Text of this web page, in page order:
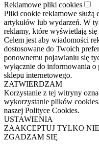
Reklamowe pliki cookies
Pliki cookie reklamowe służą
artykułów lub wydarzeń. W
reklamy, które wyświetlają
Celem jest aby wiadomości
dostosowane do Twoich
ponownemu pojawianiu się
wyłącznie do informowania o
sklepu internetowego.
ZATWIERDZAM
Korzystanie z tej witryny
wykorzystanie plików
naszej Polityce Cookies.
USTAWIENIA
ZAAKCEPTUJ TYLKO
ZGADZAM SIĘ